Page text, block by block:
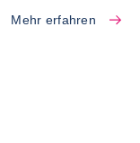
Mehr erfahren